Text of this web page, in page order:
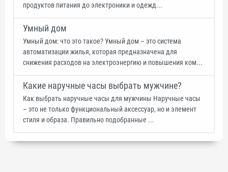
продуктов питания до электроники и одежд...
Умный дом
Умный дом: что это такое? Умный дом – это система
автоматизации жилья, которая предназначена для
снижения расходов на электроэнергию и повышения ком...
Какие наручные часы выбрать мужчине?
Как выбрать наручные часы для мужчины Наручные часы
– это не только функциональный аксессуар, но и элемент
стиля и образа. Правильно подобранные ...